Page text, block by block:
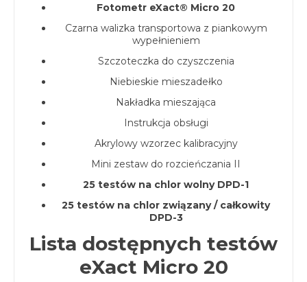
Fotometr eXact® Micro 20
Czarna walizka transportowa z piankowym
wypełnieniem
Szczoteczka do czyszczenia
Niebieskie mieszadełko
Nakładka mieszająca
Instrukcja obsługi
Akrylowy wzorzec kalibracyjny
Mini zestaw do rozcieńczania II
25 testów na chlor wolny DPD-1
25 testów na chlor związany / całkowity
DPD-3
Lista dostępnych testów
eXact Micro 20